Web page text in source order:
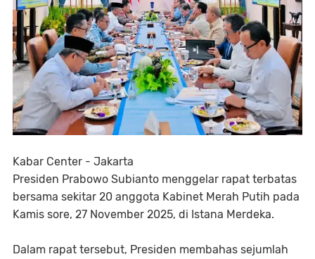
Kabar Center - Jakarta
Presiden Prabowo Subianto menggelar rapat terbatas
bersama sekitar 20 anggota Kabinet Merah Putih pada
Kamis sore, 27 November 2025, di Istana Merdeka.
Dalam rapat tersebut, Presiden membahas sejumlah